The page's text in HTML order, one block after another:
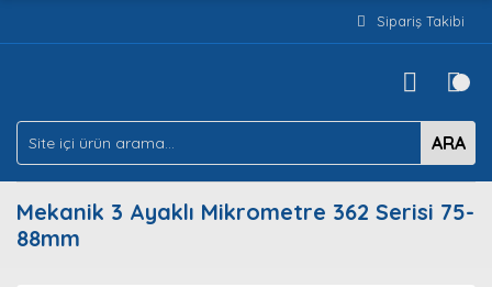
Sipariş Takibi
ARA
Mekanik 3 Ayaklı Mikrometre 362 Serisi 75-
88mm